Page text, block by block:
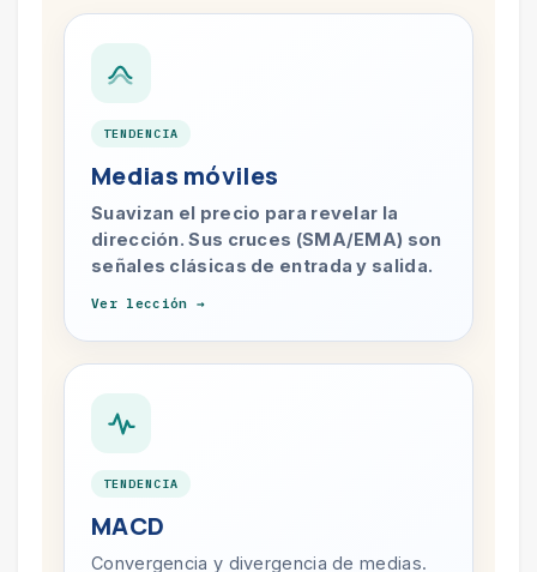
TENDENCIA
Medias móviles
Suavizan el precio para revelar la
dirección. Sus cruces (SMA/EMA) son
señales clásicas de entrada y salida.
Ver lección →
TENDENCIA
MACD
Convergencia y divergencia de medias.